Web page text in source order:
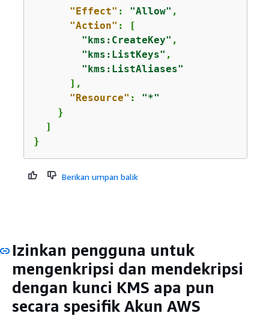
"Effect" : "Allow" ,
"Action" : [
"kms:CreateKey" ,
"kms:ListKeys" ,
"kms:ListAliases"
      ],
"Resource" : "*"
    }
  ]
}
Berikan umpan balik
Izinkan pengguna untuk
mengenkripsi dan mendekripsi
dengan kunci KMS apa pun
secara spesifik Akun AWS